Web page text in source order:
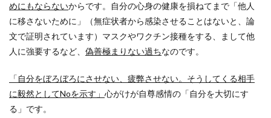
めにもならないからです。自分の心身の健康を損ねてまで「他人
に移さないために」（無症状者から感染させることはないと、論
文で証明されています）マスクやワクチン接種をする、まして他
人に強要するなど、 偽善極まりない過ちなのです。
「自分をぼろぼろにさせない、疲弊させない。そうしてくる相手
に毅然としてNoを示す」 心がけが自尊感情の「自分を大切にす
る」です。